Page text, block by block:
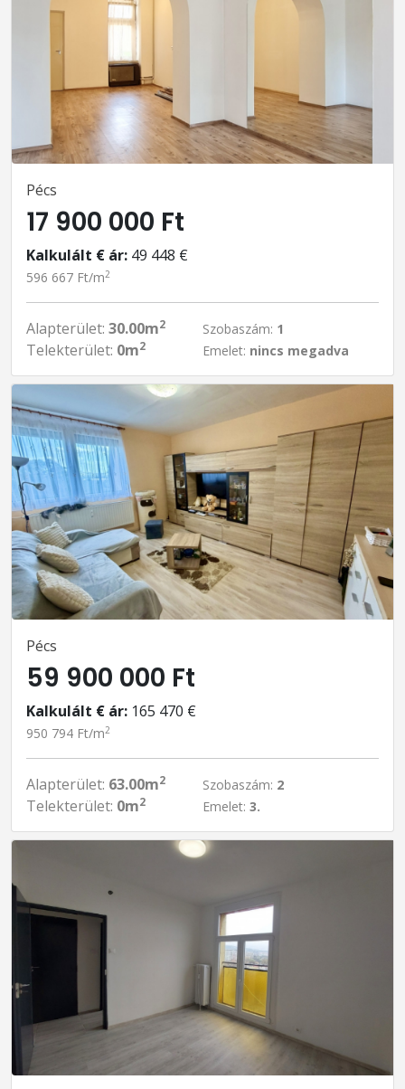
Pécs
17 900 000 Ft
Kalkulált € ár: 49 448 €
596 667 Ft/m2
Alapterület: 30.00m2
Telekterület: 0m2
Szobaszám: 1
Emelet: nincs megadva
Pécs
59 900 000 Ft
Kalkulált € ár: 165 470 €
950 794 Ft/m2
Alapterület: 63.00m2
Telekterület: 0m2
Szobaszám: 2
Emelet: 3.